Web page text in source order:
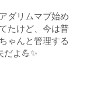
ダリムマブ始め
たけど、今は普
ゃんと管理する
よ💪✨